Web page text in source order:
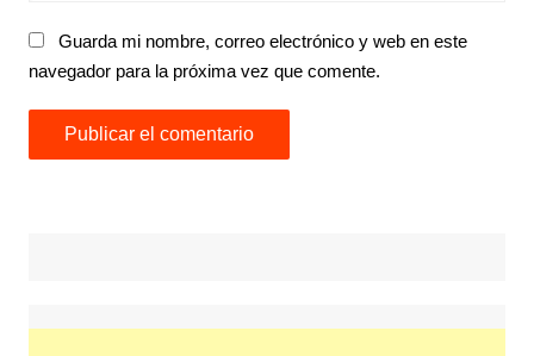
Guarda mi nombre, correo electrónico y web en este
navegador para la próxima vez que comente.